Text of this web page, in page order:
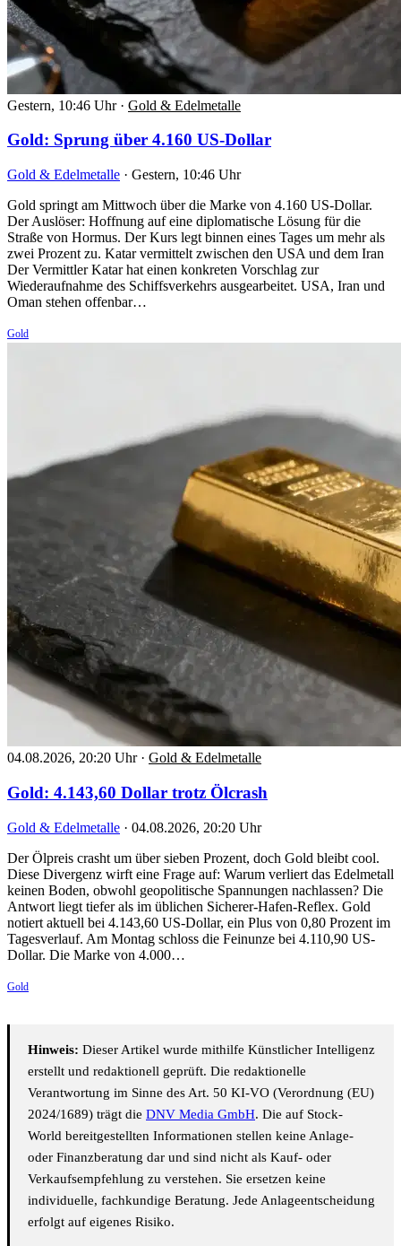
Gestern, 10:46 Uhr · Gold & Edelmetalle
Gold: Sprung über 4.160 US-Dollar
Gold & Edelmetalle · Gestern, 10:46 Uhr
Gold springt am Mittwoch über die Marke von 4.160 US-Dollar.
Der Auslöser: Hoffnung auf eine diplomatische Lösung für die
Straße von Hormus. Der Kurs legt binnen eines Tages um mehr als
zwei Prozent zu. Katar vermittelt zwischen den USA und dem Iran
Der Vermittler Katar hat einen konkreten Vorschlag zur
Wiederaufnahme des Schiffsverkehrs ausgearbeitet. USA, Iran und
Oman stehen offenbar…
Gold
04.08.2026, 20:20 Uhr · Gold & Edelmetalle
Gold: 4.143,60 Dollar trotz Ölcrash
Gold & Edelmetalle · 04.08.2026, 20:20 Uhr
Der Ölpreis crasht um über sieben Prozent, doch Gold bleibt cool.
Diese Divergenz wirft eine Frage auf: Warum verliert das Edelmetall
keinen Boden, obwohl geopolitische Spannungen nachlassen? Die
Antwort liegt tiefer als im üblichen Sicherer-Hafen-Reflex. Gold
notiert aktuell bei 4.143,60 US-Dollar, ein Plus von 0,80 Prozent im
Tagesverlauf. Am Montag schloss die Feinunze bei 4.110,90 US-
Dollar. Die Marke von 4.000…
Gold
Hinweis: Dieser Artikel wurde mithilfe Künstlicher Intelligenz
erstellt und redaktionell geprüft. Die redaktionelle
Verantwortung im Sinne des Art. 50 KI-VO (Verordnung (EU)
2024/1689) trägt die DNV Media GmbH. Die auf Stock-
World bereitgestellten Informationen stellen keine Anlage-
oder Finanzberatung dar und sind nicht als Kauf- oder
Verkaufsempfehlung zu verstehen. Sie ersetzen keine
individuelle, fachkundige Beratung. Jede Anlageentscheidung
erfolgt auf eigenes Risiko.